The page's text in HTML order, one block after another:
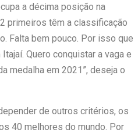
a décima posição na
primeiros têm a classificação
Falta bem pouco. Por isso que
Quero conquistar a vaga e
medalha em 2021”, deseja o
de outros critérios, os
40 melhores do mundo. Por